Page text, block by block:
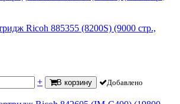
Ricoh 885355 (8200S) (9000 стр.,
+ В корзину Добавлено